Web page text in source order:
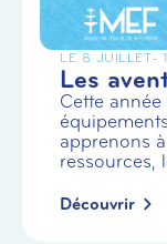
LE 8 JUILLET-
Les
Cette
apprenons
ressources,
Découvrir